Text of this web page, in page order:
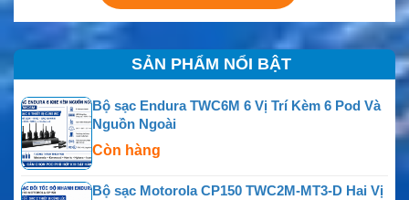
SẢN PHẨM NỔI BẬT
Bộ sạc Endura TWC6M 6 Vị Trí Kèm 6 Pod Và
Nguồn Ngoài
Còn hàng
Bộ sạc Motorola CP150 TWC2M-MT3-D Hai Vị